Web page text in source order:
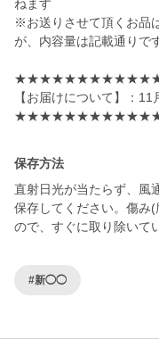
ねます
※お送りさせて頂くお品
が、内容量は記載通りで
【お届けについて】：11
保存方法
直射日光が当たらず、風
保存してください。傷み
#新◯◯